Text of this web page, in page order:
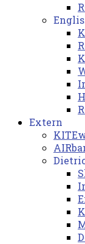
Extern